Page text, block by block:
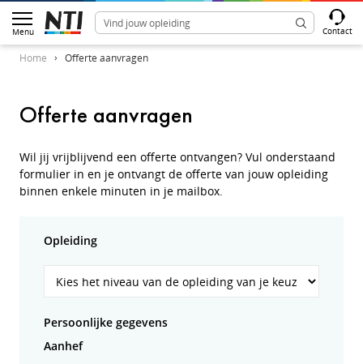
Menu Contact
Home Offerte aanvragen
Offerte aanvragen
Wil jij vrijblijvend een offerte ontvangen? Vul onderstaand
formulier in en je ontvangt de offerte van jouw opleiding
binnen enkele minuten in je mailbox.
Opleiding
Persoonlijke gegevens
Aanhef